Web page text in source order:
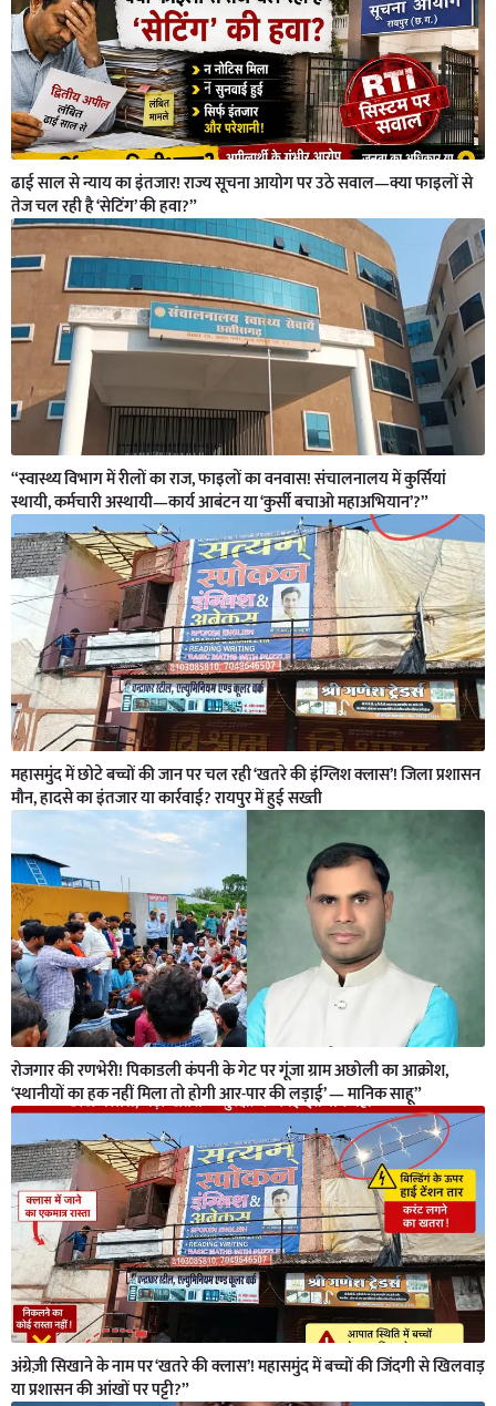
ढाई साल से न्याय का इंतजार! राज्य सूचना आयोग पर उठे सवाल—क्या फाइलों से
तेज चल रही है ‘सेटिंग’ की हवा?”
“स्वास्थ्य विभाग में रीलों का राज, फाइलों का वनवास! संचालनालय में कुर्सियां
स्थायी, कर्मचारी अस्थायी—कार्य आबंटन या ‘कुर्सी बचाओ महाअभियान’?”
महासमुंद में छोटे बच्चों की जान पर चल रही ‘खतरे की इंग्लिश क्लास’! जिला प्रशासन
मौन, हादसे का इंतजार या कार्रवाई? रायपुर में हुई सख्ती
रोजगार की रणभेरी! पिकाडली कंपनी के गेट पर गूंजा ग्राम अछोली का आक्रोश,
‘स्थानीयों का हक नहीं मिला तो होगी आर-पार की लड़ाई’ — मानिक साहू”
अंग्रेज़ी सिखाने के नाम पर ‘खतरे की क्लास’! महासमुंद में बच्चों की जिंदगी से खिलवाड़
या प्रशासन की आंखों पर पट्टी?”